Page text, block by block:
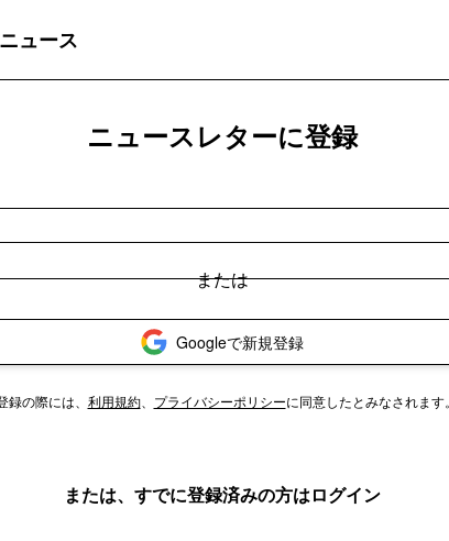
ュース
ニュースレターに登録
Googleで新規登録
録の際には、 利用規約、 プライバシーポリシーに同意したとみなされます。
または、すでに登録済みの方はログイン